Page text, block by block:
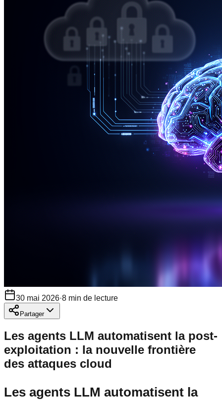
30 mai 2026·8 min de lecture
Partager
Les agents LLM automatisent la post-
exploitation : la nouvelle frontière
des attaques cloud
Les agents LLM automatisent la